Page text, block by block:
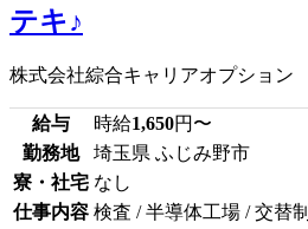
テキ♪
株式会社綜合キャリアオプション
給与 時給1,650円〜
勤務地
埼玉県 ふじみ野市
寮・社宅 なし
仕事内容 検査 / 半導体工場 / 交替制